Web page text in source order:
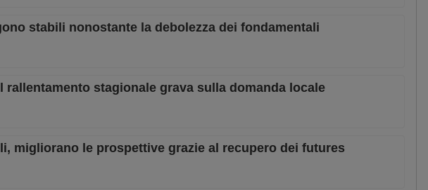
stabili nonostante la debolezza dei fondamentali
stagionale grava sulla domanda locale
migliorano le prospettive grazie al recupero dei futures